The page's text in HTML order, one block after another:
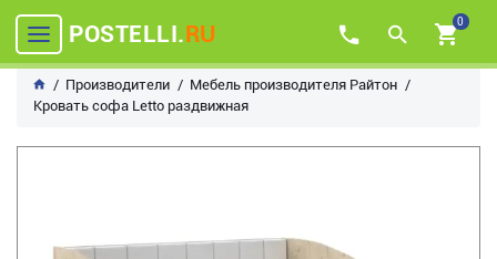
POSTELLI.RU 0
Производители
Мебель производителя Райтон
Кровать софа Letto раздвижная